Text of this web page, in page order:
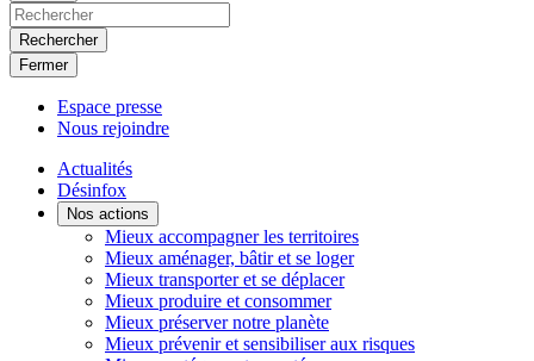
Rechercher
Fermer
Espace presse
Nous rejoindre
Actualités
Désinfox
Nos actions
Mieux accompagner les territoires
Mieux aménager, bâtir et se loger
Mieux transporter et se déplacer
Mieux produire et consommer
Mieux préserver notre planète
Mieux prévenir et sensibiliser aux risques